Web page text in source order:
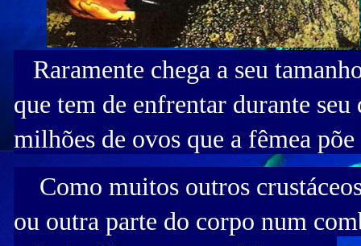
Raramente chega a seu
que tem de enfrentar durante
milhões de ovos que a fêmea
Como muitos outros
ou outra parte do corpo num